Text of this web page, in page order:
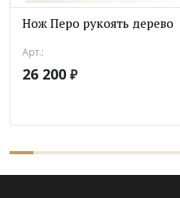
Нож Перо рукоять дерево
Арт.:
26 200 ₽